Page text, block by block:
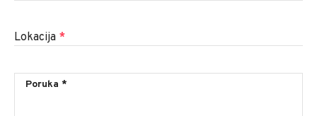
Lokacija *